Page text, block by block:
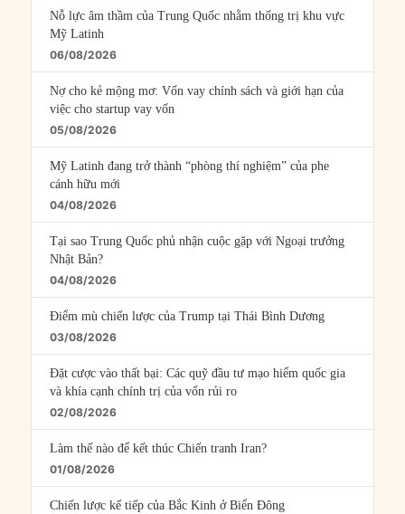
Nỗ lực âm thầm của Trung Quốc nhằm thống trị khu vực
Mỹ Latinh
06/08/2026
Nợ cho kẻ mộng mơ: Vốn vay chính sách và giới hạn của
việc cho startup vay vốn
05/08/2026
Mỹ Latinh đang trở thành “phòng thí nghiệm” của phe
cánh hữu mới
04/08/2026
Tại sao Trung Quốc phủ nhận cuộc gặp với Ngoại trưởng
Nhật Bản?
04/08/2026
Điểm mù chiến lược của Trump tại Thái Bình Dương
03/08/2026
Đặt cược vào thất bại: Các quỹ đầu tư mạo hiểm quốc gia
và khía cạnh chính trị của vốn rủi ro
02/08/2026
Làm thế nào để kết thúc Chiến tranh Iran?
01/08/2026
Chiến lược kế tiếp của Bắc Kinh ở Biển Đông